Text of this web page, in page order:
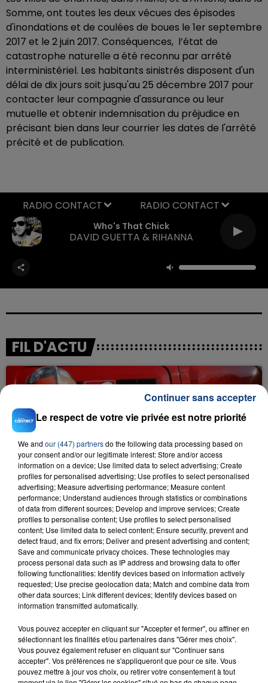
Somme, ont toutes les deux vécues des épisodes
d'inondations et de coulées de boues le 1er septembre
2017 et le 2 juin 2017. Conséquences, l’état de
catastrophe naturelle a été reconnu par arrêté
interministériel. Les habitants sinistrés disposent d'un
délai de dix jours soit jusqu'au 25 décembre 2017 pour
contacter leur compagnie d'assurance ou leur
mutuelle et obtenir indemnisation du préjudice en
précisant bien dans leur courrier les dates de l'arrêté
précité et de publication.
Who's That Chick
DAVID GUETTA & RIHANNA
RADIO CONTACT
FIL D'ACTU
23 juillet 2026
INCENDIE MORTEL À LENS : UNE FEMME ET
SON BÉBÉ ENTRE LA VIE ET LA...
Un homme s'est immolé par le feu après avoir
aspergé sa compagne et leur bébé de trois mois
d'un liquide inflammable.
UNE ADOLESCENTE DEVANT SE FAIRE
OPÉRER DE LA CHEVILLE RESSORT DE LA...
La famille a porté plainte contre la clinique qui a
reconnu sa responsabilité et présenté ses
Le respect de votre vie privée est notre priorité
We and our (447) partnersdo the following data processing based on
your consent and/or our legitimate interest: Store and/or access
information on a device; Use limited data to select advertising; Create
profiles for personalised advertising; Use profiles to select personalised
advertising; Measure advertising performance; Measure content
performance; Understand audiences through statistics or combinations
of data from different sources; Develop and improve services; Create
profiles to personalise content; Use profiles to select personalised
content; Use limited data to select content; Ensure security, prevent and
detect fraud, and fix errors; Deliver and present advertising and content;
Save and communicate privacy choices. These technologies may
process personal data such as IP address and browsing data to offer
following functionalities: Identify devices based on information actively
requested; Use precise geolocation data; Match and combine data from
other data sources; Link different devices; Identify devices based on
information transmitted automatically.
Vous pouvez accepter en cliquant sur "Accepter et fermer", ou affiner en
sélectionnant les finalités et/ou partenaires dans "Gérer mes choix".
Vous pouvez également refuser en cliquant sur "Continuer sans
accepter". Vos préférences ne s'appliqueront que pour ce site. Vous
pouvez mettre à jour vos choix, ou retirer votre consentement à tout
Continuer sans accepter